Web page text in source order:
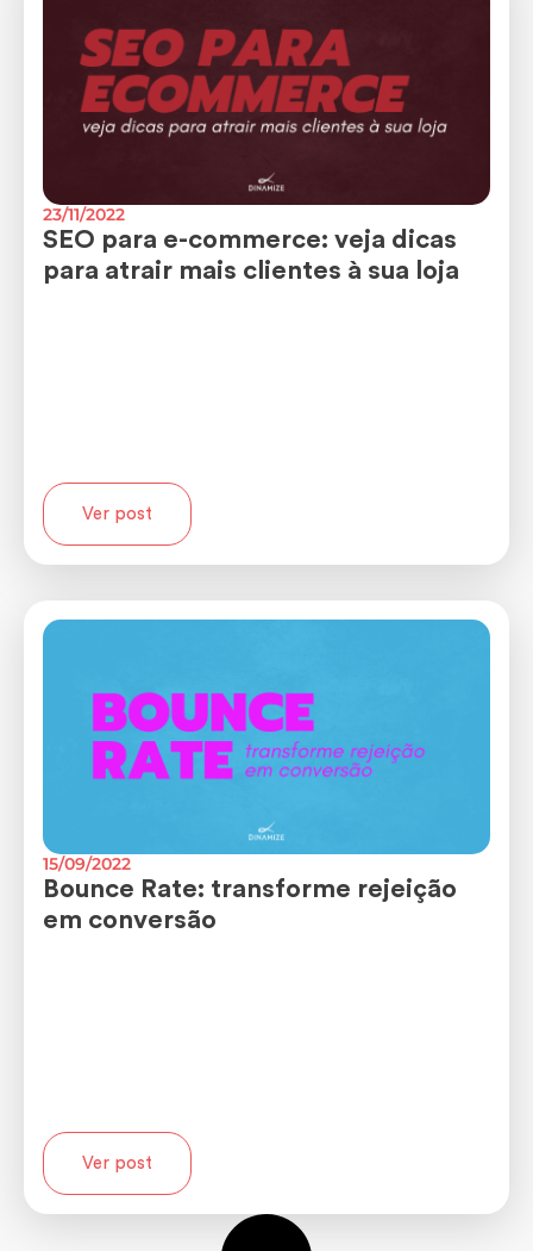
23/11/2022
SEO para e-commerce: veja dicas
para atrair mais clientes à sua loja
Ver post
15/09/2022
Bounce Rate: transforme rejeição
em conversão
Ver post